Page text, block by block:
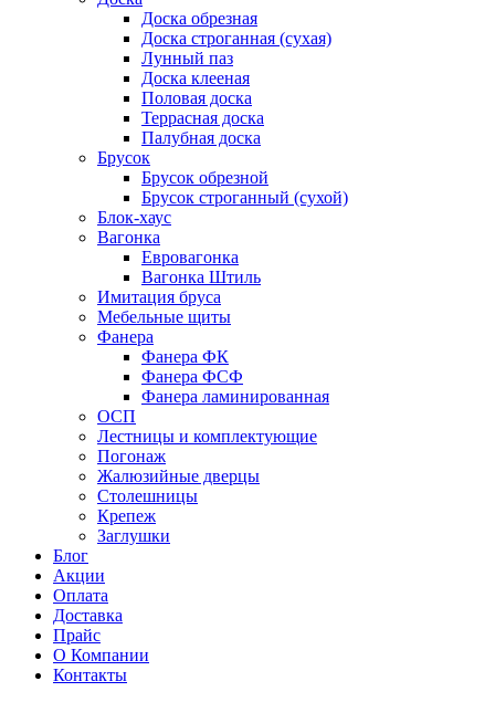
Доска обрезная
Доска строганная (сухая)
Лунный паз
Доска клееная
Половая доска
Террасная доска
Палубная доска
Брусок
Брусок обрезной
Брусок строганный (сухой)
Блок-хаус
Вагонка
Евровагонка
Вагонка Штиль
Имитация бруса
Мебельные щиты
Фанера
Фанера ФК
Фанера ФСФ
Фанера ламинированная
ОСП
Лестницы и комплектующие
Погонаж
Жалюзийные дверцы
Столешницы
Крепеж
Заглушки
Блог
Акции
Оплата
Доставка
Прайс
О Компании
Контакты